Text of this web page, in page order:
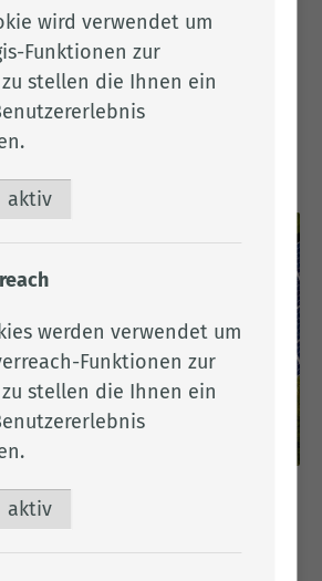
von Einweg- und
auf und fördert die
Verpackungen und
finden Sie hier:
mit.de
auf dem Eigenheim und
Steuerpflichten gibt die
"Photovoltaik-Anlagen
wird verwendet um
Funktionen zur
stellen die Ihnen ein
aktiv
werden verwendet um
Funktionen zur
stellen die Ihnen ein
aktiv